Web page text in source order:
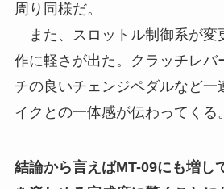
周り同様だ。
また、スロットル制御系が変
作に軽さが出た。クラッチレバ
チの良いチェンジペダルなど一
イクとの一体感が伝わってくる。
結論から言えばMT-09にも増し